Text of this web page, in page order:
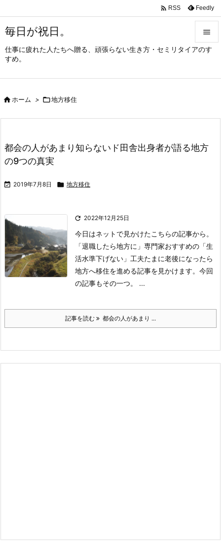
毎日が祝日。
仕事に疲れた人たちへ贈る、頑張らない生き方・セミリタイアのす
すめ。




 RSS Feedly
ホーム > 地方移住
都会の人があまり知らないド田舎出身者が語る地方
の9つの真実
 2019年7月8日  地方移住
 2022年12月25日
今日はネットで見かけたこちらの記事から。
「退職したら地方に」専門家おすすめの「生
活水準下げない」工夫たまに老後になったら
地方へ移住を進める記事を見かけます。 今回
の記事もその一つ。
...
記事を読む 都会の人があまり ...